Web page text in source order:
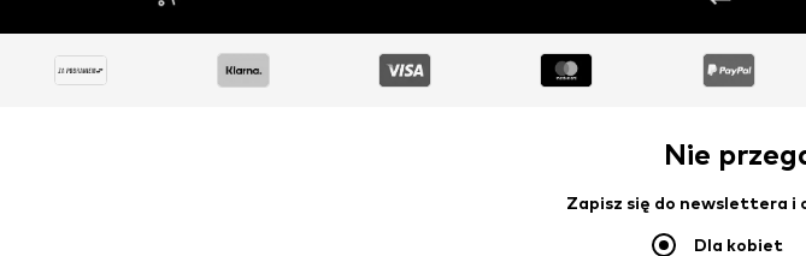
Nie
Zapisz się do newslettera
Dla kobiet